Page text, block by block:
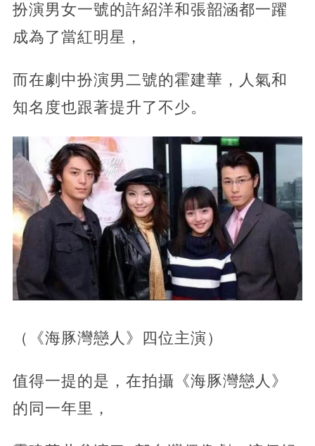
扮演男女一號的許紹洋和張韶涵都一躍
成為了當紅明星，
而在劇中扮演男二號的霍建華，人氣和
知名度也跟著提升了不少。
（《海豚灣戀人》四位主演）
值得一提的是，在拍攝《海豚灣戀人》
的同一年里，